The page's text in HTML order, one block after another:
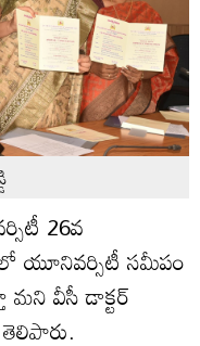
26వ
యూనివర్సిటీ సమీపం
మని వీసీ డాక్టర్‌